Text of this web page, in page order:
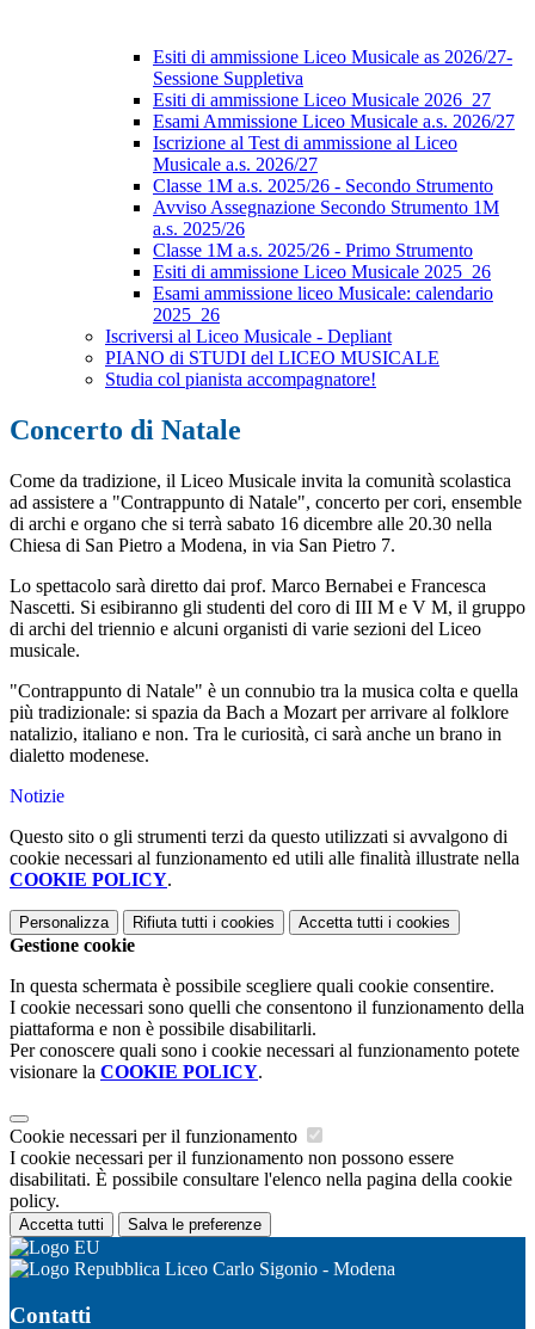
Esiti di ammissione Liceo Musicale as 2026/27-
Sessione Suppletiva
Esiti di ammissione Liceo Musicale 2026_27
Esami Ammissione Liceo Musicale a.s. 2026/27
Iscrizione al Test di ammissione al Liceo
Musicale a.s. 2026/27
Classe 1M a.s. 2025/26 - Secondo Strumento
Avviso Assegnazione Secondo Strumento 1M
a.s. 2025/26
Classe 1M a.s. 2025/26 - Primo Strumento
Esiti di ammissione Liceo Musicale 2025_26
Esami ammissione liceo Musicale: calendario
2025_26
Iscriversi al Liceo Musicale - Depliant
PIANO di STUDI del LICEO MUSICALE
Studia col pianista accompagnatore!
Concerto di Natale
Come da tradizione, il Liceo Musicale invita la comunità scolastica
ad assistere a "Contrappunto di Natale", concerto per cori, ensemble
di archi e organo che si terrà sabato 16 dicembre alle 20.30 nella
Chiesa di San Pietro a Modena, in via San Pietro 7.
Lo spettacolo sarà diretto dai prof. Marco Bernabei e Francesca
Nascetti. Si esibiranno gli studenti del coro di III M e V M, il gruppo
di archi del triennio e alcuni organisti di varie sezioni del Liceo
musicale.
"Contrappunto di Natale" è un connubio tra la musica colta e quella
più tradizionale: si spazia da Bach a Mozart per arrivare al folklore
natalizio, italiano e non. Tra le curiosità, ci sarà anche un brano in
dialetto modenese.
Notizie
Questo sito o gli strumenti terzi da questo utilizzati si avvalgono di
cookie necessari al funzionamento ed utili alle finalità illustrate nella
COOKIE POLICY.
Personalizza Rifiuta tutti i cookies Accetta tutti i cookies
Gestione cookie
In questa schermata è possibile scegliere quali cookie consentire.
I cookie necessari sono quelli che consentono il funzionamento della
piattaforma e non è possibile disabilitarli.
Per conoscere quali sono i cookie necessari al funzionamento potete
visionare la COOKIE POLICY.
Cookie necessari per il funzionamento
I cookie necessari per il funzionamento non possono essere
disabilitati. È possibile consultare l'elenco nella pagina della cookie
policy.
Accetta tutti Salva le preferenze
Liceo Carlo Sigonio - Modena
Contatti